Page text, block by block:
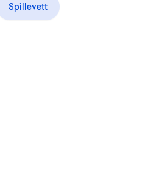
Spillevett